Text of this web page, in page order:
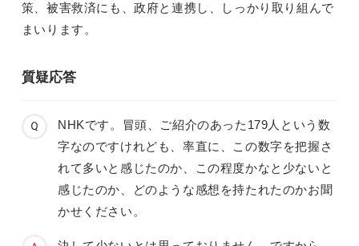
策、被害救済にも、政府と連携し、しっかり取り組んで
まいります。
質疑応答
NHKです。冒頭、ご紹介のあった179人という数
字なのですけれども、率直に、この数字を把握さ
れて多いと感じたのか、この程度かなと少ないと
感じたのか、どのような感想を持たれたのかお聞
かせください。